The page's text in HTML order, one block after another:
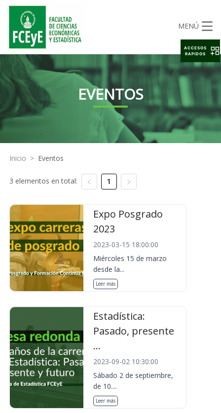
MENÚ
EVENTOS
Inicio > Eventos
3 elementos en total: 1
Expo Posgrado
2023
2023-03-15 18:00:00
Miércoles 15 de marzo
desde la...
Leer más
Estadística:
Pasado, presente
...
2023-09-02 10:30:00
Sábado 2 de septiembre,
de 10....
Leer más
ACCESOS
RAPIDOS